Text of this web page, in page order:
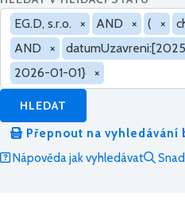
EG.D, s.r.o. × AND × ( ×
AND
×
2026-01-01} ×
HLEDAT
Přepnout na vyhledávání
Nápověda jak vyhledávat